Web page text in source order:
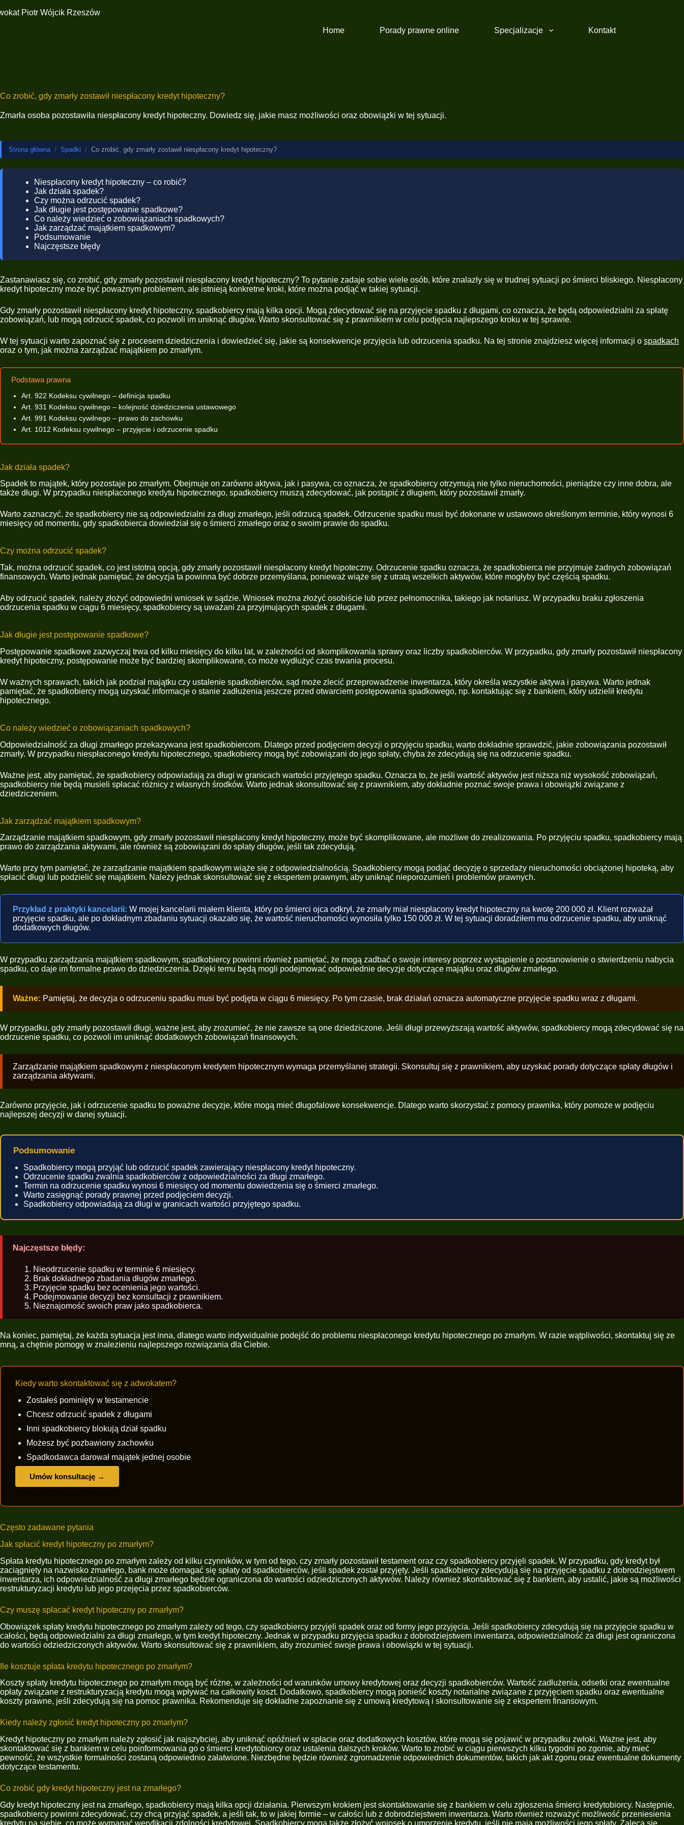
Home Porady prawne online Specjalizacje Kontakt
Co zrobić, gdy zmarły zostawił niespłacony kredyt hipoteczny?
Zmarła osoba pozostawiła niespłacony kredyt hipoteczny. Dowiedz się, jakie masz możliwości oraz obowiązki w tej sytuacji.
Strona główna / Spadki / Co zrobić, gdy zmarły zostawił niespłacony kredyt hipoteczny?
Niespłacony kredyt hipoteczny – co robić?
Jak działa spadek?
Czy można odrzucić spadek?
Jak długie jest postępowanie spadkowe?
Co należy wiedzieć o zobowiązaniach spadkowych?
Jak zarządzać majątkiem spadkowym?
Podsumowanie
Najczęstsze błędy
Zastanawiasz się, co zrobić, gdy zmarły pozostawił niespłacony kredyt hipoteczny? To pytanie zadaje sobie wiele osób, które znalazły się w trudnej sytuacji po śmierci bliskiego. Niespłacony
kredyt hipoteczny może być poważnym problemem, ale istnieją konkretne kroki, które można podjąć w takiej sytuacji.
Gdy zmarły pozostawił niespłacony kredyt hipoteczny, spadkobiercy mają kilka opcji. Mogą zdecydować się na przyjęcie spadku z długami, co oznacza, że będą odpowiedzialni za spłatę
zobowiązań, lub mogą odrzucić spadek, co pozwoli im uniknąć długów. Warto skonsultować się z prawnikiem w celu podjęcia najlepszego kroku w tej sprawie.
W tej sytuacji warto zapoznać się z procesem dziedziczenia i dowiedzieć się, jakie są konsekwencje przyjęcia lub odrzucenia spadku. Na tej stronie znajdziesz więcej informacji o spadkach
oraz o tym, jak można zarządzać majątkiem po zmarłym.
Podstawa prawna
Art. 922 Kodeksu cywilnego – definicja spadku
Art. 931 Kodeksu cywilnego – kolejność dziedziczenia ustawowego
Art. 991 Kodeksu cywilnego – prawo do zachowku
Art. 1012 Kodeksu cywilnego – przyjęcie i odrzucenie spadku
Jak działa spadek?
Spadek to majątek, który pozostaje po zmarłym. Obejmuje on zarówno aktywa, jak i pasywa, co oznacza, że spadkobiercy otrzymują nie tylko nieruchomości, pieniądze czy inne dobra, ale
także długi. W przypadku niespłaconego kredytu hipotecznego, spadkobiercy muszą zdecydować, jak postąpić z długiem, który pozostawił zmarły.
Warto zaznaczyć, że spadkobiercy nie są odpowiedzialni za długi zmarłego, jeśli odrzucą spadek. Odrzucenie spadku musi być dokonane w ustawowo określonym terminie, który wynosi 6
miesięcy od momentu, gdy spadkobierca dowiedział się o śmierci zmarłego oraz o swoim prawie do spadku.
Czy można odrzucić spadek?
Tak, można odrzucić spadek, co jest istotną opcją, gdy zmarły pozostawił niespłacony kredyt hipoteczny. Odrzucenie spadku oznacza, że spadkobierca nie przyjmuje żadnych zobowiązań
finansowych. Warto jednak pamiętać, że decyzja ta powinna być dobrze przemyślana, ponieważ wiąże się z utratą wszelkich aktywów, które mogłyby być częścią spadku.
Aby odrzucić spadek, należy złożyć odpowiedni wniosek w sądzie. Wniosek można złożyć osobiście lub przez pełnomocnika, takiego jak notariusz. W przypadku braku zgłoszenia
odrzucenia spadku w ciągu 6 miesięcy, spadkobiercy są uważani za przyjmujących spadek z długami.
Jak długie jest postępowanie spadkowe?
Postępowanie spadkowe zazwyczaj trwa od kilku miesięcy do kilku lat, w zależności od skomplikowania sprawy oraz liczby spadkobierców. W przypadku, gdy zmarły pozostawił niespłacony
kredyt hipoteczny, postępowanie może być bardziej skomplikowane, co może wydłużyć czas trwania procesu.
W ważnych sprawach, takich jak podział majątku czy ustalenie spadkobierców, sąd może zlecić przeprowadzenie inwentarza, który określa wszystkie aktywa i pasywa. Warto jednak
pamiętać, że spadkobiercy mogą uzyskać informacje o stanie zadłużenia jeszcze przed otwarciem postępowania spadkowego, np. kontaktując się z bankiem, który udzielił kredytu
hipotecznego.
Co należy wiedzieć o zobowiązaniach spadkowych?
Odpowiedzialność za długi zmarłego przekazywana jest spadkobiercom. Dlatego przed podjęciem decyzji o przyjęciu spadku, warto dokładnie sprawdzić, jakie zobowiązania pozostawił
zmarły. W przypadku niespłaconego kredytu hipotecznego, spadkobiercy mogą być zobowiązani do jego spłaty, chyba że zdecydują się na odrzucenie spadku.
Ważne jest, aby pamiętać, że spadkobiercy odpowiadają za długi w granicach wartości przyjętego spadku. Oznacza to, że jeśli wartość aktywów jest niższa niż wysokość zobowiązań,
spadkobiercy nie będą musieli spłacać różnicy z własnych środków. Warto jednak skonsultować się z prawnikiem, aby dokładnie poznać swoje prawa i obowiązki związane z
dziedziczeniem.
Jak zarządzać majątkiem spadkowym?
Zarządzanie majątkiem spadkowym, gdy zmarły pozostawił niespłacony kredyt hipoteczny, może być skomplikowane, ale możliwe do zrealizowania. Po przyjęciu spadku, spadkobiercy mają
prawo do zarządzania aktywami, ale również są zobowiązani do spłaty długów, jeśli tak zdecydują.
Warto przy tym pamiętać, że zarządzanie majątkiem spadkowym wiąże się z odpowiedzialnością. Spadkobiercy mogą podjąć decyzję o sprzedaży nieruchomości obciążonej hipoteką, aby
spłacić długi lub podzielić się majątkiem. Należy jednak skonsultować się z ekspertem prawnym, aby uniknąć nieporozumień i problemów prawnych.
Przykład z praktyki kancelarii: W mojej kancelarii miałem klienta, który po śmierci ojca odkrył, że zmarły miał niespłacony kredyt hipoteczny na kwotę 200 000 zł. Klient rozważał
przyjęcie spadku, ale po dokładnym zbadaniu sytuacji okazało się, że wartość nieruchomości wynosiła tylko 150 000 zł. W tej sytuacji doradziłem mu odrzucenie spadku, aby uniknąć
dodatkowych długów.
W przypadku zarządzania majątkiem spadkowym, spadkobiercy powinni również pamiętać, że mogą zadbać o swoje interesy poprzez wystąpienie o postanowienie o stwierdzeniu nabycia
spadku, co daje im formalne prawo do dziedziczenia. Dzięki temu będą mogli podejmować odpowiednie decyzje dotyczące majątku oraz długów zmarłego.
Ważne: Pamiętaj, że decyzja o odrzuceniu spadku musi być podjęta w ciągu 6 miesięcy. Po tym czasie, brak działań oznacza automatyczne przyjęcie spadku wraz z długami.
W przypadku, gdy zmarły pozostawił długi, ważne jest, aby zrozumieć, że nie zawsze są one dziedziczone. Jeśli długi przewyższają wartość aktywów, spadkobiercy mogą zdecydować się na
odrzucenie spadku, co pozwoli im uniknąć dodatkowych zobowiązań finansowych.
Zarządzanie majątkiem spadkowym z niespłaconym kredytem hipotecznym wymaga przemyślanej strategii. Skonsultuj się z prawnikiem, aby uzyskać porady dotyczące spłaty długów i
zarządzania aktywami.
Zarówno przyjęcie, jak i odrzucenie spadku to poważne decyzje, które mogą mieć długofalowe konsekwencje. Dlatego warto skorzystać z pomocy prawnika, który pomoże w podjęciu
najlepszej decyzji w danej sytuacji.
Podsumowanie
Spadkobiercy mogą przyjąć lub odrzucić spadek zawierający niespłacony kredyt hipoteczny.
Odrzucenie spadku zwalnia spadkobierców z odpowiedzialności za długi zmarłego.
Termin na odrzucenie spadku wynosi 6 miesięcy od momentu dowiedzenia się o śmierci zmarłego.
Warto zasięgnąć porady prawnej przed podjęciem decyzji.
Spadkobiercy odpowiadają za długi w granicach wartości przyjętego spadku.
Najczęstsze błędy:
Nieodrzucenie spadku w terminie 6 miesięcy.
Brak dokładnego zbadania długów zmarłego.
Przyjęcie spadku bez ocenienia jego wartości.
Podejmowanie decyzji bez konsultacji z prawnikiem.
Nieznajomość swoich praw jako spadkobierca.
Na koniec, pamiętaj, że każda sytuacja jest inna, dlatego warto indywidualnie podejść do problemu niespłaconego kredytu hipotecznego po zmarłym. W razie wątpliwości, skontaktuj się ze
mną, a chętnie pomogę w znalezieniu najlepszego rozwiązania dla Ciebie.
Kiedy warto skontaktować się z adwokatem?
Zostałeś pominięty w testamencie
Chcesz odrzucić spadek z długami
Inni spadkobiercy blokują dział spadku
Możesz być pozbawiony zachowku
Spadkodawca darował majątek jednej osobie
Umów konsultację →
Często zadawane pytania
Jak spłacić kredyt hipoteczny po zmarłym?
Spłata kredytu hipotecznego po zmarłym zależy od kilku czynników, w tym od tego, czy zmarły pozostawił testament oraz czy spadkobiercy przyjęli spadek. W przypadku, gdy kredyt był
zaciągnięty na nazwisko zmarłego, bank może domagać się spłaty od spadkobierców, jeśli spadek został przyjęty. Jeśli spadkobiercy zdecydują się na przyjęcie spadku z dobrodziejstwem
inwentarza, ich odpowiedzialność za długi zmarłego będzie ograniczona do wartości odziedziczonych aktywów. Należy również skontaktować się z bankiem, aby ustalić, jakie są możliwości
restrukturyzacji kredytu lub jego przejęcia przez spadkobierców.
Czy muszę spłacać kredyt hipoteczny po zmarłym?
Obowiązek spłaty kredytu hipotecznego po zmarłym zależy od tego, czy spadkobiercy przyjęli spadek oraz od formy jego przyjęcia. Jeśli spadkobiercy zdecydują się na przyjęcie spadku w
całości, będą odpowiedzialni za długi zmarłego, w tym kredyt hipoteczny. Jednak w przypadku przyjęcia spadku z dobrodziejstwem inwentarza, odpowiedzialność za długi jest ograniczona
do wartości odziedziczonych aktywów. Warto skonsultować się z prawnikiem, aby zrozumieć swoje prawa i obowiązki w tej sytuacji.
Ile kosztuje spłata kredytu hipotecznego po zmarłym?
Koszty spłaty kredytu hipotecznego po zmarłym mogą być różne, w zależności od warunków umowy kredytowej oraz decyzji spadkobierców. Wartość zadłużenia, odsetki oraz ewentualne
opłaty związane z restrukturyzacją kredytu mogą wpływać na całkowity koszt. Dodatkowo, spadkobiercy mogą ponieść koszty notarialne związane z przyjęciem spadku oraz ewentualne
koszty prawne, jeśli zdecydują się na pomoc prawnika. Rekomenduje się dokładne zapoznanie się z umową kredytową i skonsultowanie się z ekspertem finansowym.
Kiedy należy zgłosić kredyt hipoteczny po zmarłym?
Kredyt hipoteczny po zmarłym należy zgłosić jak najszybciej, aby uniknąć opóźnień w spłacie oraz dodatkowych kosztów, które mogą się pojawić w przypadku zwłoki. Ważne jest, aby
skontaktować się z bankiem w celu poinformowania go o śmierci kredytobiorcy oraz ustalenia dalszych kroków. Warto to zrobić w ciągu pierwszych kilku tygodni po zgonie, aby mieć
pewność, że wszystkie formalności zostaną odpowiednio załatwione. Niezbędne będzie również zgromadzenie odpowiednich dokumentów, takich jak akt zgonu oraz ewentualne dokumenty
dotyczące testamentu.
Co zrobić gdy kredyt hipoteczny jest na zmarłego?
Gdy kredyt hipoteczny jest na zmarłego, spadkobiercy mają kilka opcji działania. Pierwszym krokiem jest skontaktowanie się z bankiem w celu zgłoszenia śmierci kredytobiorcy. Następnie,
spadkobiercy powinni zdecydować, czy chcą przyjąć spadek, a jeśli tak, to w jakiej formie – w całości lub z dobrodziejstwem inwentarza. Warto również rozważyć możliwość przeniesienia
kredytu na siebie, co może wymagać weryfikacji zdolności kredytowej. Spadkobiercy mogą także złożyć wniosek o umorzenie kredytu, jeśli nie mają możliwości jego spłaty. Zaleca się